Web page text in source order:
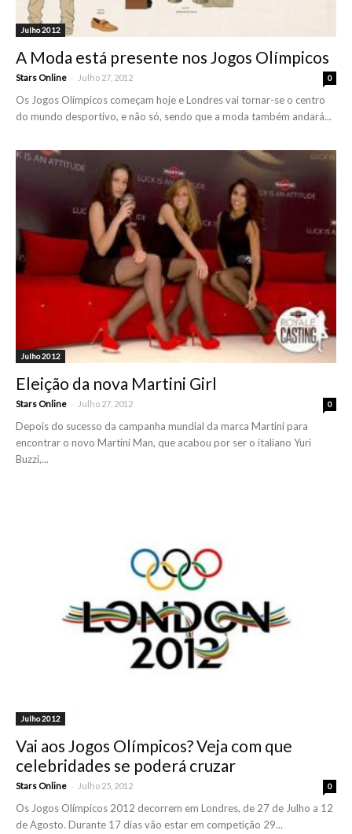
Julho 2012
A Moda está presente nos Jogos Olímpicos
Stars Online - Julho 27, 2012 0
Os Jogos Olímpicos começam hoje e Londres vai tornar-se o centro
do mundo desportivo, e não só, sendo que a moda também andará...
Julho 2012
Eleição da nova Martini Girl
Stars Online - Julho 27, 2012 0
Depois do sucesso da campanha mundial da marca Martini para
encontrar o novo Martini Man, que acabou por ser o italiano Yuri
Buzzi,...
Julho 2012
Vai aos Jogos Olímpicos? Veja com que
celebridades se poderá cruzar
Stars Online - Julho 25, 2012 0
Os Jogos Olímpicos 2012 decorrem em Londres, de 27 de Julho a 12
de Agosto. Durante 17 dias vão estar em competição 29...